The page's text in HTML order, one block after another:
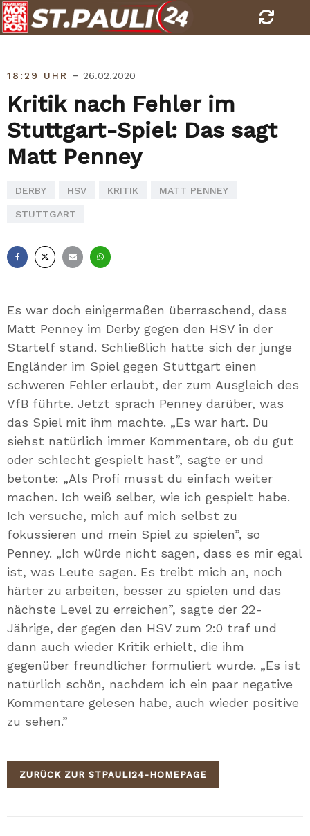
Skip
to
18:29 UHR - 26.02.2020
Kritik nach Fehler im
Stuttgart-Spiel: Das sagt
Matt Penney
DERBY HSV KRITIK MATT PENNEY
STUTTGART
Es war doch einigermaßen überraschend, dass
Matt Penney im Derby gegen den HSV in der
Startelf stand. Schließlich hatte sich der junge
Engländer im Spiel gegen Stuttgart einen
schweren Fehler erlaubt, der zum Ausgleich des
VfB führte. Jetzt sprach Penney darüber, was
das Spiel mit ihm machte. „Es war hart. Du
siehst natürlich immer Kommentare, ob du gut
oder schlecht gespielt hast”, sagte er und
betonte: „Als Profi musst du einfach weiter
machen. Ich weiß selber, wie ich gespielt habe.
Ich versuche, mich auf mich selbst zu
fokussieren und mein Spiel zu spielen”, so
Penney. „Ich würde nicht sagen, dass es mir egal
ist, was Leute sagen. Es treibt mich an, noch
härter zu arbeiten, besser zu spielen und das
nächste Level zu erreichen”, sagte der 22-
Jährige, der gegen den HSV zum 2:0 traf und
dann auch wieder Kritik erhielt, die ihm
gegenüber freundlicher formuliert wurde. „Es ist
natürlich schön, nachdem ich ein paar negative
Kommentare gelesen habe, auch wieder positive
zu sehen.”
ZURÜCK ZUR STPAULI24-HOMEPAGE